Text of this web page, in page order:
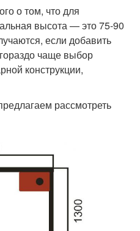
о том, что для
высота — это 75-90
если добавить
чаще выбор
конструкции,
рассмотреть